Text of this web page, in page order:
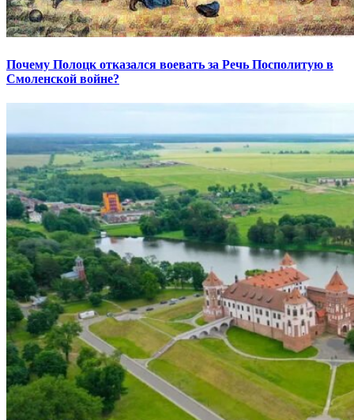
Почему Полоцк отказался воевать за Речь Посполитую в
Смоленской войне?